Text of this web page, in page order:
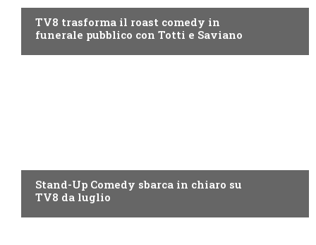
TV8 trasforma il roast comedy in
funerale pubblico con Totti e Saviano
Stand-Up Comedy sbarca in chiaro su
TV8 da luglio